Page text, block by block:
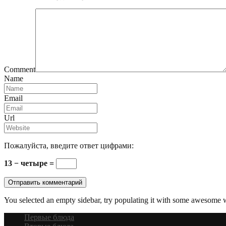
Comment
Name
Email
Url
Пожалуйста, введите ответ цифрами:
13 − четыре =
You selected an empty sidebar, try populating it with some awesome
Первые блюда